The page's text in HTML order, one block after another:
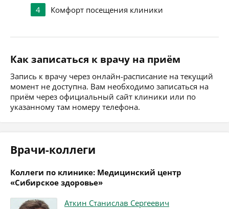
4
Комфорт посещения клиники
Как записаться к врачу на приём
Запись к врачу через онлайн-расписание на текущий
момент не доступна. Вам необходимо записаться на
приём через официальный сайт клиники или по
указанному там номеру телефона.
Врачи-коллеги
Коллеги по клинике: Медицинский центр
«Сибирское здоровье»
Аткин Станислав Сергеевич